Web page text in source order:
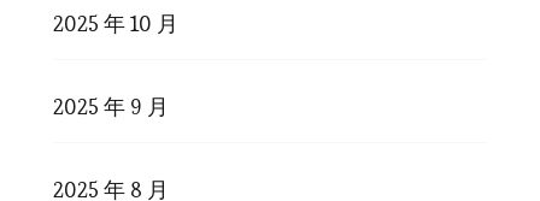
2025 年 10 月
2025 年 9 月
2025 年 8 月